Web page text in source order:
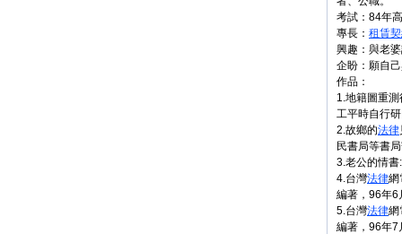
考試：84年
專長： 租賃
興趣：與老
企盼：願自
作品：
1.地籍圖重
工平時自行
2.故鄉的法律
民書局等書
3.老公的情
4.台灣法律網
編著，96年6
5.台灣法律網
編著，96年7